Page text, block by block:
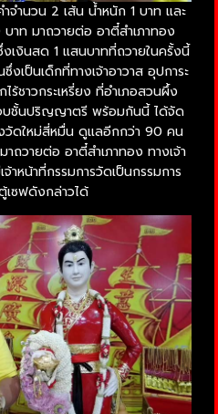
ำนวน 2 เส้น น้ำหนัก 1 บาท และ
าท มาถวายต่อ อาตี๋สำเภาทอง
เงินสด 1 แสนบาทที่ถวายในครั้งนี้
งเป็นเด็กที่ทางเจ้าอาวาส อุปการะ
ร้ชาวกระเหรี่ยง ที่อำเภอสวนผึ้ง
บชั้นปริญญาตรี พร้อมกันนี้ ได้จัด
วัดใหม่สี่หมื่น ดูแลอีกกว่า 90 คน
วายต่อ อาตี๋สำเภาทอง ทางเจ้า
จ้าหน้าที่กรรมการวัดเป็นกรรมการ
เซฟดังกล่าวได้